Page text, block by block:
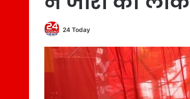
24 Today